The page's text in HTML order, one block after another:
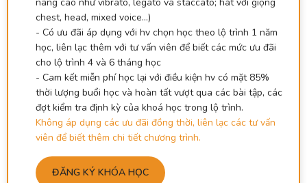
chest, head, mixed voice…)
- Có ưu đãi áp dụng với hv chọn học theo lộ trình 1 năm
học, liên lạc thêm với tư vấn viên để biết các mức ưu đãi
cho lộ trình 4 và 6 tháng học
- Cam kết miễn phí học lại với điều kiện hv có mặt 85%
thời lượng buổi học và hoàn tất vượt qua các bài tập, các
đợt kiểm tra định kỳ của khoá học trong lộ trình.
Không áp dụng các ưu đãi đồng thời, liên lạc các tư vấn
viên để biết thêm chi tiết chương trình.
ĐĂNG KÝ KHÓA HỌC